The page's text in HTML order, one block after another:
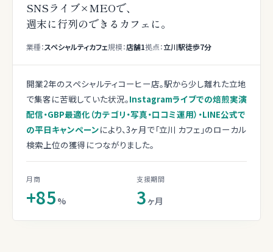
SNSライブ×MEOで、
週末に行列のできるカフェに。
業種：スペシャルティカフェ規模：店舗1拠点：立川駅徒歩7分
開業2年のスペシャルティコーヒー店。駅から少し離れた立地
で集客に苦戦していた状況。Instagramライブでの焙煎実演
配信・GBP最適化（カテゴリ・写真・口コミ運用）・LINE公式で
の平日キャンペーンにより、3ヶ月で「立川 カフェ」のローカル
検索上位の獲得につながりました。
月商
+85 %
支援期間
3ヶ月